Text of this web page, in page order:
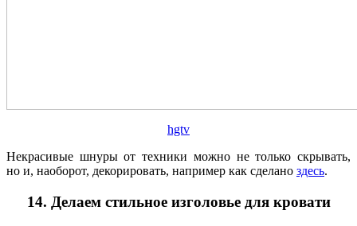
hgtv
Некрасивые шнуры от техники можно не только скрывать,
но и, наоборот, декорировать, например как сделано здесь.
14. Делаем стильное изголовье для кровати